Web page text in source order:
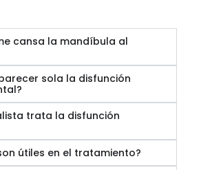
cansa la mandíbula al
sola la disfunción
trata la disfunción
útiles en el tratamiento?